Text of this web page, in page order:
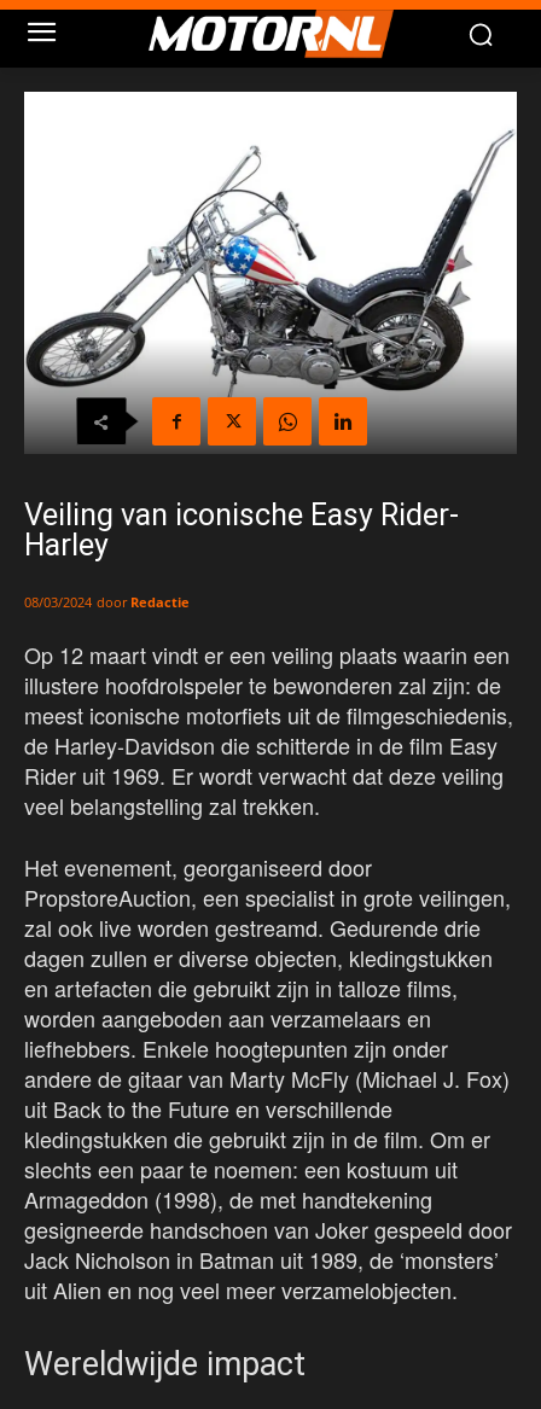
Veiling van iconische Easy Rider-
Harley
08/03/2024 door Redactie
Op 12 maart vindt er een veiling plaats waarin een
illustere hoofdrolspeler te bewonderen zal zijn: de
meest iconische motorfiets uit de filmgeschiedenis,
de Harley-Davidson die schitterde in de film Easy
Rider uit 1969. Er wordt verwacht dat deze veiling
veel belangstelling zal trekken.
Het evenement, georganiseerd door
PropstoreAuction, een specialist in grote veilingen,
zal ook live worden gestreamd. Gedurende drie
dagen zullen er diverse objecten, kledingstukken
en artefacten die gebruikt zijn in talloze films,
worden aangeboden aan verzamelaars en
liefhebbers. Enkele hoogtepunten zijn onder
andere de gitaar van Marty McFly (Michael J. Fox)
uit Back to the Future en verschillende
kledingstukken die gebruikt zijn in de film. Om er
slechts een paar te noemen: een kostuum uit
Armageddon (1998), de met handtekening
gesigneerde handschoen van Joker gespeeld door
Jack Nicholson in Batman uit 1989, de ‘monsters’
uit Alien en nog veel meer verzamelobjecten.
Wereldwijde impact